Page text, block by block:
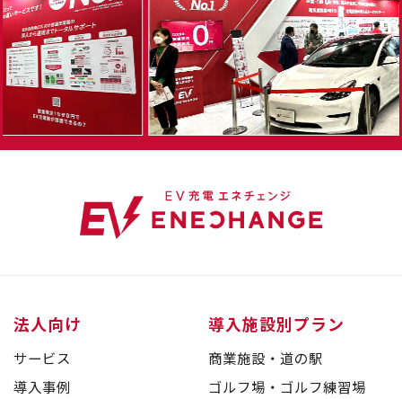
法人向け
サービス
導入事例
導入施設別プラン
商業施設・道の駅
ゴルフ場・ゴルフ練習場